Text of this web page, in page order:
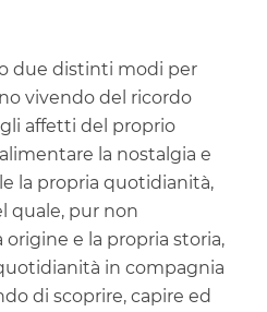
due distinti modi per
vivendo del ricordo
affetti del proprio
la nostalgia e
la propria quotidianità,
quale, pur non
e la propria storia,
in compagnia
di scoprire, capire ed